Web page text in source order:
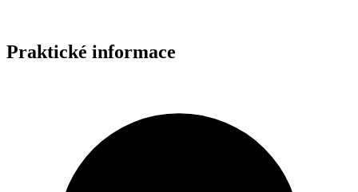
Praktické informace